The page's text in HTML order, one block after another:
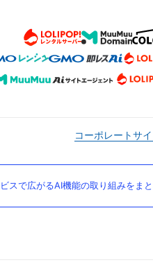
コーポレートサイ
で広がるAI機能の取り組みをまと